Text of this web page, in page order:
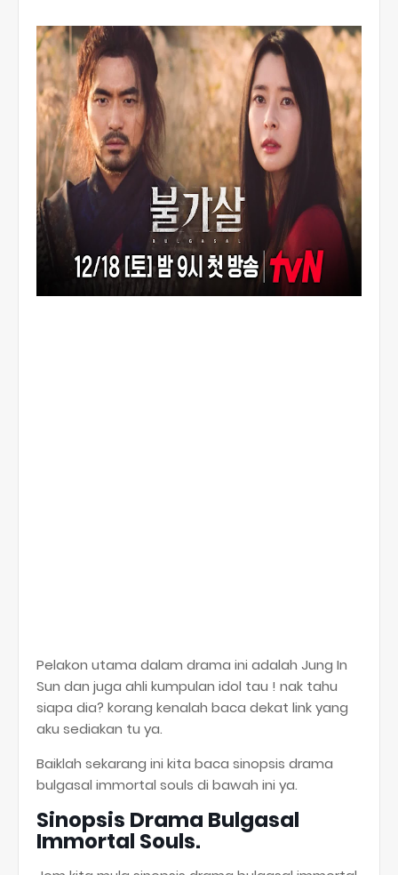
Pelakon utama dalam drama ini adalah Jung In
Sun dan juga ahli kumpulan idol tau ! nak tahu
siapa dia? korang kenalah baca dekat link yang
aku sediakan tu ya.
Baiklah sekarang ini kita baca sinopsis drama
bulgasal immortal souls di bawah ini ya.
Sinopsis Drama Bulgasal
Immortal Souls.